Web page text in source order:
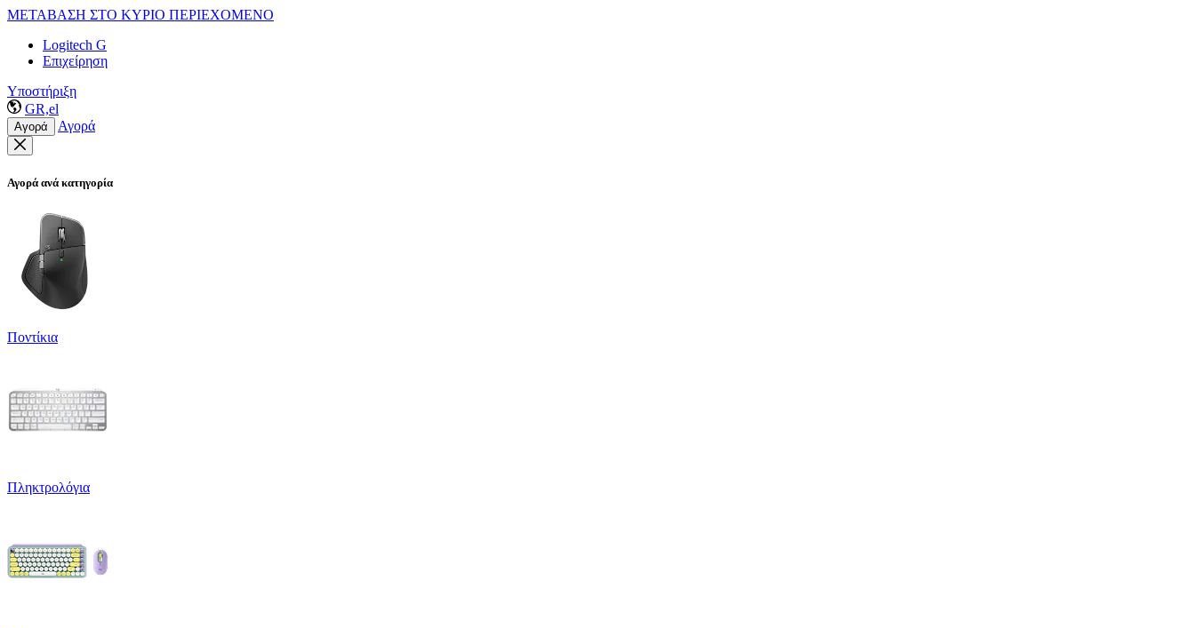
ΜΕΤΑΒΑΣΗ ΣΤΟ ΚΥΡΙΟ ΠΕΡΙΕΧΟΜΕΝΟ
Logitech G
Επιχείρηση
Υποστήριξη
GR,el
Αγορά Αγορά
Αγορά ανά κατηγορία
Ποντίκια
Πληκτρολόγια